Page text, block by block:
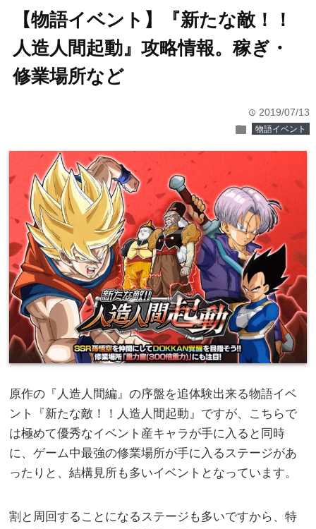
【物語イベント】『新たな敵！！
人造人間起動』攻略情報。稼ぎ・
修業場所など
time 2019/07/13
folder 物語イベント
原作の『人造人間編』の序盤を追体験出来る物語イベ
ント『新たな敵！！人造人間起動』ですが、こちらで
は極めて優秀なイベント産キャラが手に入ると同時
に、ゲーム中最強の修業場所が手に入るステージがあ
ったりと、結構見所も多いイベントとなっています。
割と周回することになるステージも多いですから、特